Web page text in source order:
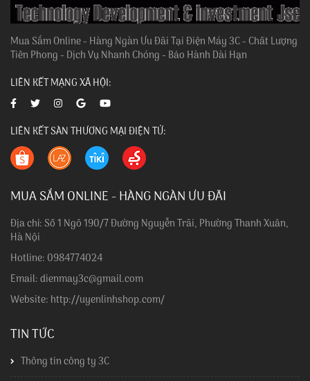
Mua Sắm Online - Hàng Ngàn Ưu Đãi Tại Điện Máy 3C - Chất Lượng
Tiên Phong - Dịch Vụ Nhanh Chóng - Bảo Hành Dài Hạn
LIÊN KẾT MẠNG XÃ HỘI:
LIÊN KẾT SÀN THƯƠNG MẠI ĐIỆN TỬ:
MUA SẮM ONLINE - HÀNG NGÀN ƯU ĐÃI
Địa chỉ: Số 1 Ngõ 190/7 Đường Nguyễn Trãi, Phường Thanh Xuân,
Hà Nội
Hotline: 0984774024
Email: dienmay3c@gmail.com
Website: http://uyenlinhshop.com/
TIN TỨC
Thông tin công ty 3C